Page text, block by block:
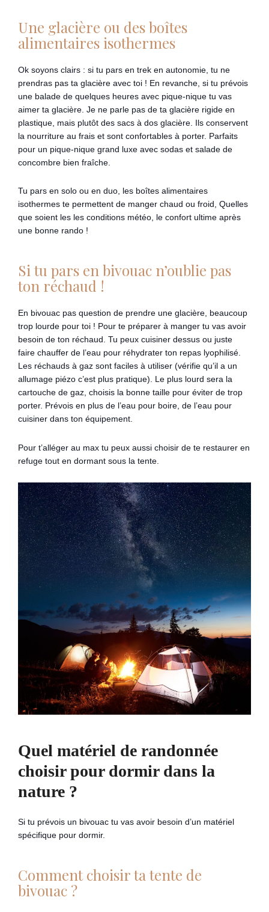
Une glacière ou des boîtes
alimentaires isothermes
Ok soyons clairs : si tu pars en trek en autonomie, tu ne
prendras pas ta glacière avec toi ! En revanche, si tu prévois
une balade de quelques heures avec pique-nique tu vas
aimer ta glacière. Je ne parle pas de ta glacière rigide en
plastique, mais plutôt des sacs à dos glacière. Ils conservent
la nourriture au frais et sont confortables à porter. Parfaits
pour un pique-nique grand luxe avec sodas et salade de
concombre bien fraîche.
Tu pars en solo ou en duo, les boîtes alimentaires
isothermes te permettent de manger chaud ou froid, Quelles
que soient les les conditions météo, le confort ultime après
une bonne rando !
Si tu pars en bivouac n’oublie pas
ton réchaud !
En bivouac pas question de prendre une glacière, beaucoup
trop lourde pour toi ! Pour te préparer à manger tu vas avoir
besoin de ton réchaud. Tu peux cuisiner dessus ou juste
faire chauffer de l’eau pour réhydrater ton repas lyophilisé.
Les réchauds à gaz sont faciles à utiliser (vérifie qu’il a un
allumage piézo c’est plus pratique). Le plus lourd sera la
cartouche de gaz, choisis la bonne taille pour éviter de trop
porter. Prévois en plus de l’eau pour boire, de l’eau pour
cuisiner dans ton équipement.
Pour t’alléger au max tu peux aussi choisir de te restaurer en
refuge tout en dormant sous la tente.
Quel matériel de randonnée
choisir pour dormir dans la
nature ?
Si tu prévois un bivouac tu vas avoir besoin d’un matériel
spécifique pour dormir.
Comment choisir ta tente de
bivouac ?